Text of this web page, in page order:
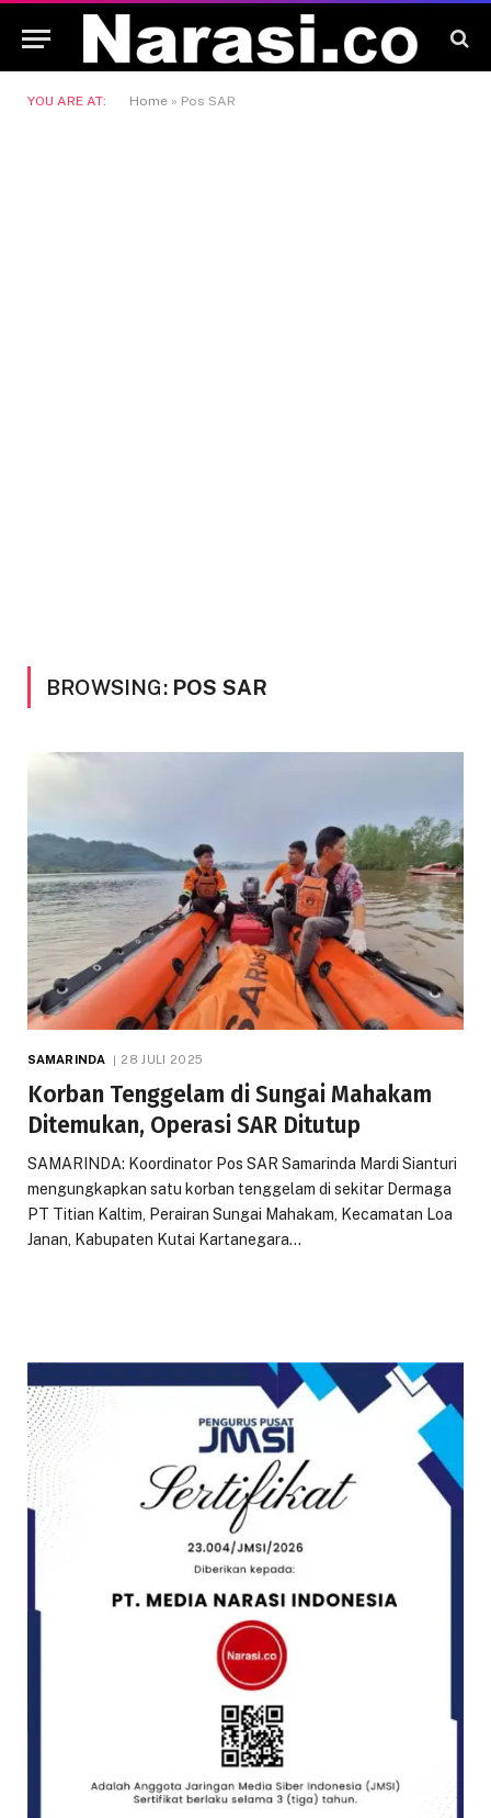
YOU ARE AT: Home » Pos SAR
BROWSING: POS SAR
SAMARINDA 28 JULI 2025
Korban Tenggelam di Sungai Mahakam
Ditemukan, Operasi SAR Ditutup
SAMARINDA: Koordinator Pos SAR Samarinda Mardi Sianturi
mengungkapkan satu korban tenggelam di sekitar Dermaga
PT Titian Kaltim, Perairan Sungai Mahakam, Kecamatan Loa
Janan, Kabupaten Kutai Kartanegara…